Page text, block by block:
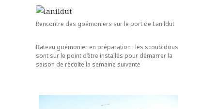
Rencontre des goémoniers sur le port de Lanildut
Bateau goémonier en préparation : les scoubidous
sont sur le point d’être installés pour démarrer la
saison de récolte la semaine suivante